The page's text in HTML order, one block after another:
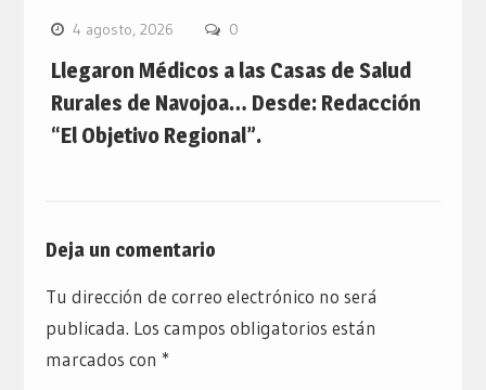
4 agosto, 2026 0
Llegaron Médicos a las Casas de Salud
Rurales de Navojoa… Desde: Redacción
“El Objetivo Regional”.
Deja un comentario
Tu dirección de correo electrónico no será
publicada. Los campos obligatorios están
marcados con *